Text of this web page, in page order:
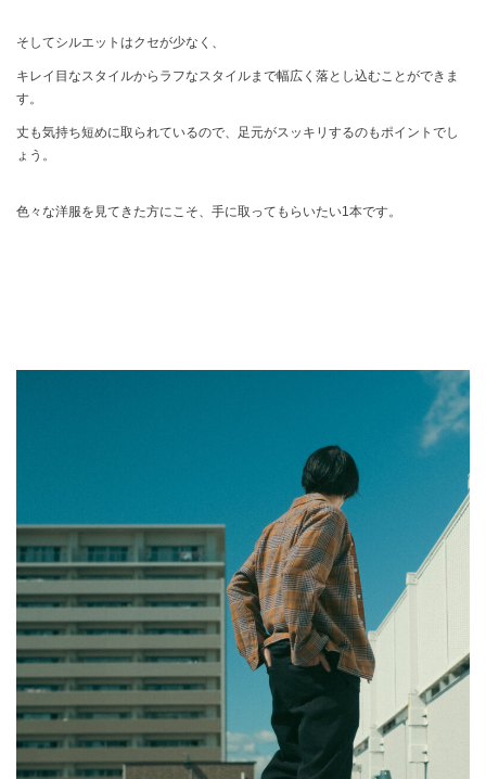
そしてシルエットはクセが少なく、
キレイ目なスタイルからラフなスタイルまで幅広く落とし込むことができま
す。
丈も気持ち短めに取られているので、足元がスッキリするのもポイントでし
ょう。
色々な洋服を見てきた方にこそ、手に取ってもらいたい1本です。